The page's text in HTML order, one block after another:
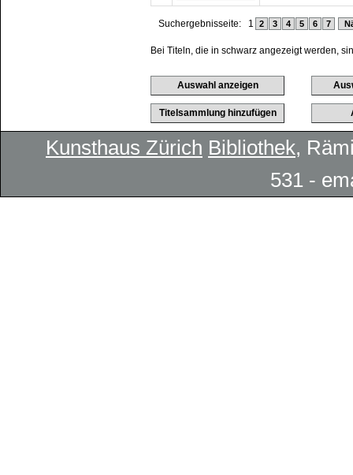
Suchergebnisseite: 1 2 3 4 5 6 7
Bei Titeln, die in schwarz angezeigt werden,
Kunsthaus Zürich Bibliothek,
531 -